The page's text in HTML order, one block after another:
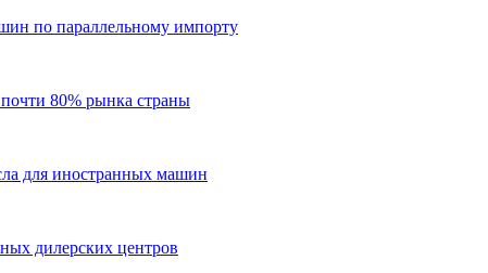
по параллельному импорту
80% рынка страны
для иностранных машин
дилерских центров